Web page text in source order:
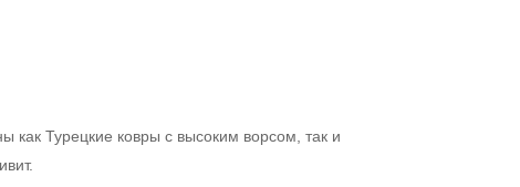
Турецкие ковры с высоким ворсом, так и